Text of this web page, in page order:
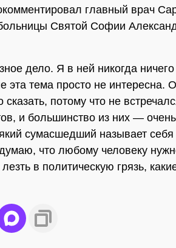
главный врач
Святой Софии
дело. Я в ней никогда
тема просто не интересна.
потому что не
и большинство из них —
сумасшедший называет себя
что любому человеку
в политическую грязь,